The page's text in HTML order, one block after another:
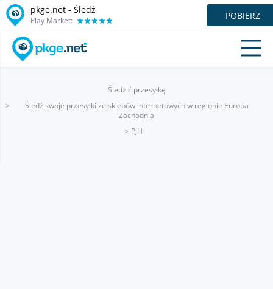
pkge.net - Śledź
Play Market: POBIERZ
Śledzić przesyłkę
Śledź swoje przesyłki ze sklepów internetowych w regionie Europa
Zachodnia
PJH